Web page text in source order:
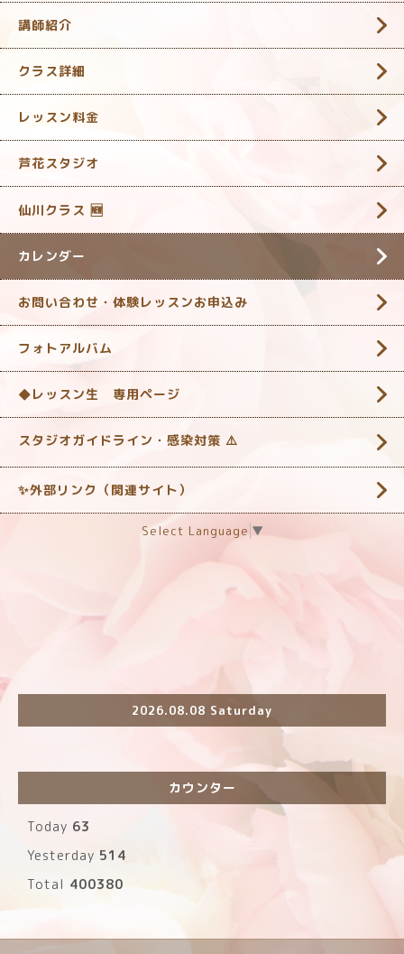
講師紹介
クラス詳細
レッスン料金
芦花スタジオ
仙川クラス 🆕
カレンダー
お問い合わせ・体験レッスンお申込み
フォトアルバム
◆レッスン生 専用ページ
スタジオガイドライン・感染対策 ‎⚠️
✨外部リンク（関連サイト）
Select Language ▼
2026.08.08 Saturday
カウンター
Today 63
Yesterday 514
Total 400380